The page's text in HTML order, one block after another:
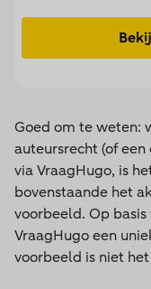
Goed om te weten:
auteursrecht (of
via VraagHugo, is
bovenstaande het
voorbeeld. Op
VraagHugo een
voorbeeld is niet